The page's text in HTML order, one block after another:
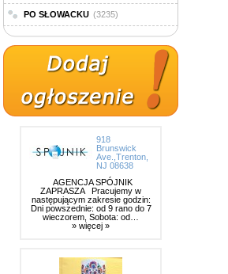
PO SŁOWACKU (3235)
918
Brunswick
Ave.,Trenton,
NJ 08638
AGENCJA SPÓJNIK
ZAPRASZA Pracujemy w
następującym zakresie godzin:
Dni powszednie: od 9 rano do 7
wieczorem, Sobota: od…
» więcej »